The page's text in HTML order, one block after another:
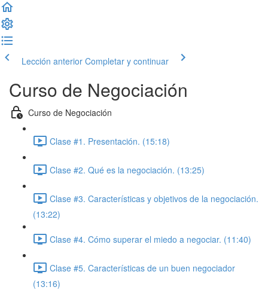
Lección anterior Completar y continuar
Curso de Negociación
Curso de Negociación
Clase #1. Presentación. (15:18)
Clase #2. Qué es la negociación. (13:25)
Clase #3. Características y objetivos de la negociación.
(13:22)
Clase #4. Cómo superar el miedo a negociar. (11:40)
Clase #5. Características de un buen negociador
(13:16)